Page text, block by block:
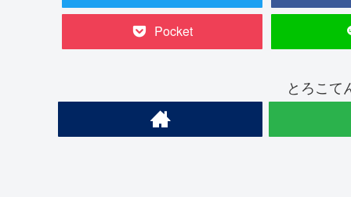
Pocket
とろこて